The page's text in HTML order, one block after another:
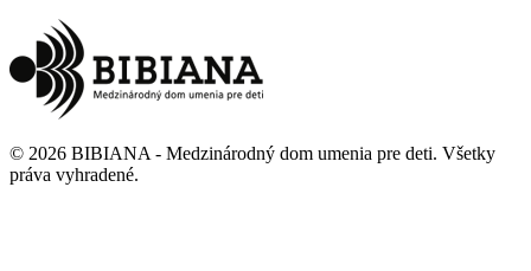
© 2026 BIBIANA - Medzinárodný dom umenia pre deti. Všetky
práva vyhradené.